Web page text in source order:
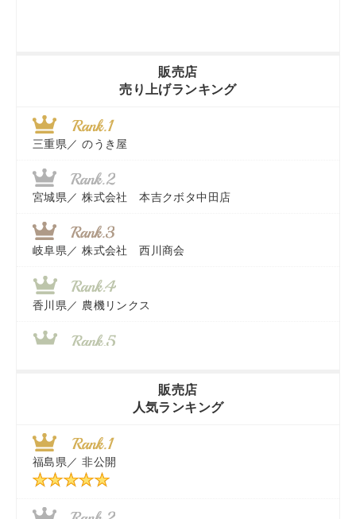
販売店
売り上げランキング
三重県／ のうき屋
宮城県／ 株式会社 本吉クボタ中田店
岐阜県／ 株式会社 西川商会
香川県／ 農機リンクス
近江商事合同会社：「茨城中古農建機販売」
千葉県／ 株式会社テクノ・タカ
販売店
人気ランキング
福島県／ 非公開